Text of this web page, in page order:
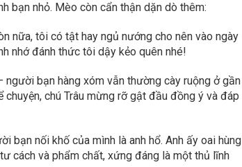
bạn nhỏ. Mèo còn cẩn thận dặn dò thêm:
nữa, tôi có tật hay ngủ nướng cho nên vào ngày
nhớ đánh thức tôi dậy kẻo quên nhé!
bạn hàng xóm vẫn thường cày ruộng ở gần
chú Trâu mừng rỡ gật đầu đồng ý và đáp
bạn nối khố của mình là anh hổ. Anh ấy oai hùng
cách và phẩm chất, xứng đáng là một thủ lĩnh